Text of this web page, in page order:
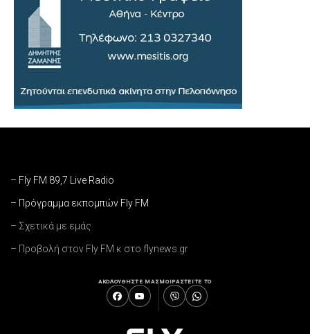
– Fly FM 89,7 Live Radio
– Πρόγραμμα εκπομπών Fly FM
– Σχετικά με εμάς
– Προβολή στον Fly FM κ στο flynews.gr
ΑΚΟΛΟΥΘΗΣΤΕ ΜΑΣΜΟΙΡΑΣΤΕΙΤΕ ΤΟ